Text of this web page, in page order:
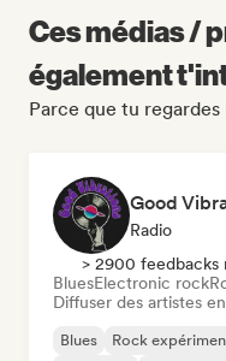
Ces médias /
également
Parce que tu
Good
Radio
> 2900 feedbacks
BluesElectronic rock
Diffuser des artistes
Blues Rock